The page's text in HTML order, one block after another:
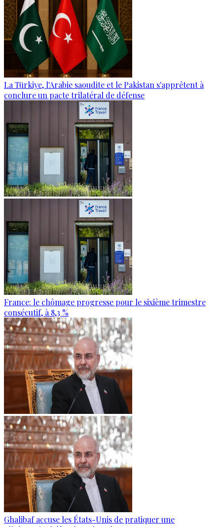
La Türkiye, l'Arabie saoudite et le Pakistan s'apprêtent à
conclure un pacte trilatéral de défense
France: le chômage progresse pour le sixième trimestre
consécutif, à 8,3 %
Ghalibaf accuse les États-Unis de pratiquer une